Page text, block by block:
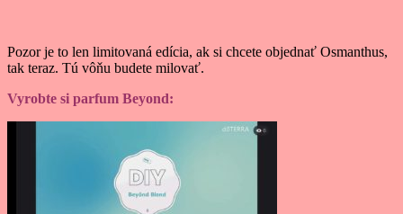
Pozor je to len limitovaná edícia, ak si chcete objednať Osmanthus,
tak teraz. Tú vôňu budete milovať.
Vyrobte si parfum Beyond: